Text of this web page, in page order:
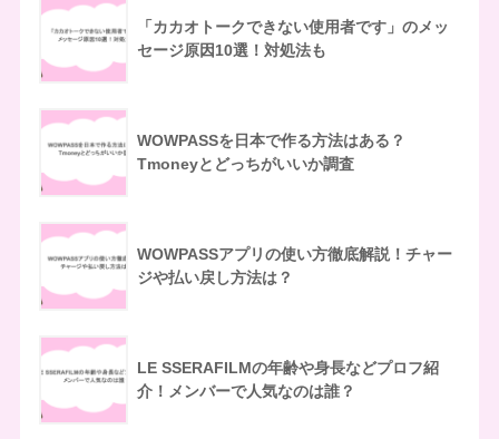
「カカオトークできない使用者です」のメッ
セージ原因10選！対処法も
WOWPASSを日本で作る方法はある？
Tmoneyとどっちがいいか調査
WOWPASSアプリの使い方徹底解説！チャー
ジや払い戻し方法は？
LE SSERAFILMの年齢や身長などプロフ紹
介！メンバーで人気なのは誰？